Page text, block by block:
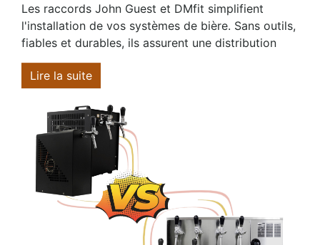
Les raccords John Guest et DMfit simplifient
l'installation de vos systèmes de bière. Sans outils,
fiables et durables, ils assurent une distribution
Lire la suite